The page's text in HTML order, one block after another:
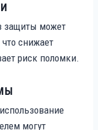
защиты может
снижает
риск поломки.
могут